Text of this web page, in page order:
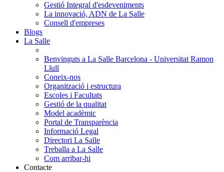
Gestió Integral d'esdeveniments
La innovació, ADN de La Salle
Consell d'empreses
Blogs
La Salle
Benvinguts a La Salle Barcelona - Universitat Ramon
Llull
Coneix-nos
Organització i estructura
Escoles i Facultats
Gestió de la qualitat
Model acadèmic
Portal de Transparència
Informació Legal
Directori La Salle
Treballa a La Salle
Com arribar-hi
Contacte